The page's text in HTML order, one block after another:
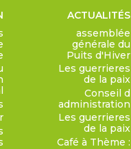
ACTUALITÉS
assemblée
générale du
Puits d'Hiver
Les guerrieres
de la paix
Conseil d
administration
Les guerrieres
de la paix
Café à Thème :